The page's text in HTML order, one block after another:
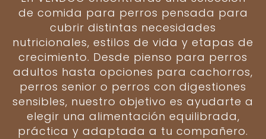
de comida para perros pensada para
cubrir distintas necesidades
nutricionales, estilos de vida y etapas de
crecimiento. Desde pienso para perros
adultos hasta opciones para cachorros,
perros senior o perros con digestiones
sensibles, nuestro objetivo es ayudarte a
elegir una alimentación equilibrada,
práctica y adaptada a tu compañero.